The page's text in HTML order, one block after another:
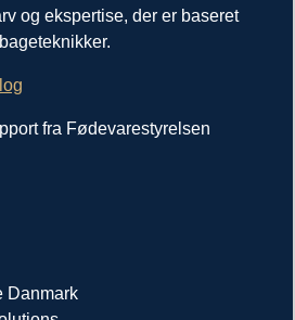
og ekspertise, der er baseret
fra Fødevarestyrelsen
Danmark